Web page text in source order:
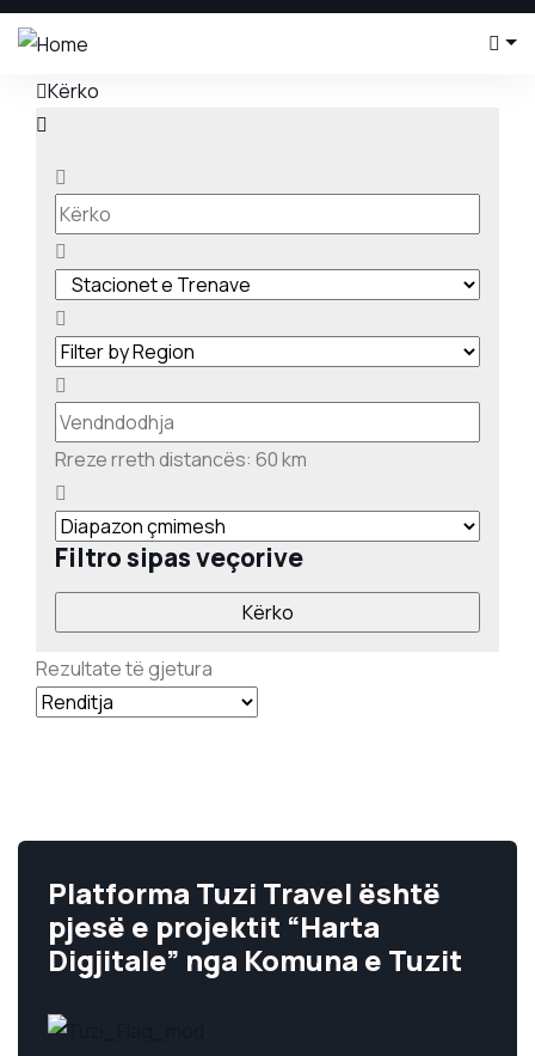
Kërko
Rreze rreth distancës: 60km
Filtro sipas veçorive
Rezultate të gjetura
Platforma Tuzi Travel është
pjesë e projektit “Harta
Digjitale” nga Komuna e Tuzit